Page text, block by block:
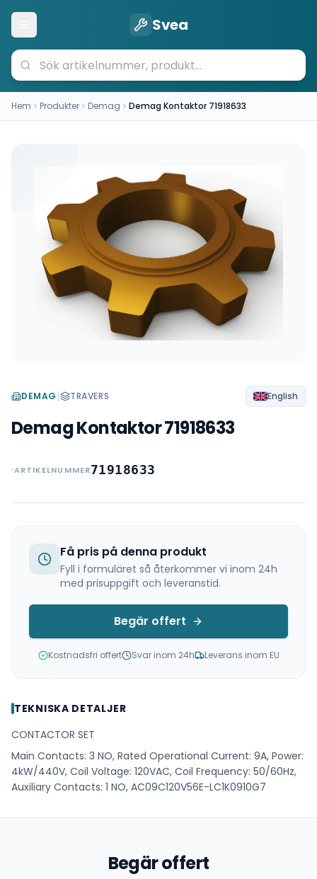
Öppna meny Svea
Hem Produkter Demag Demag Kontaktor 71918633
DEMAG | TRAVERS English
Demag Kontaktor 71918633
ARTIKELNUMMER71918633
Få pris på denna produkt
Fyll i formuläret så återkommer vi inom 24h
med prisuppgift och leveranstid.
Begär offert
Kostnadsfri offert Svar inom 24h Leverans inom EU
TEKNISKA DETALJER
CONTACTOR SET
Main Contacts: 3 NO, Rated Operational Current: 9A, Power:
4kW/440V, Coil Voltage: 120VAC, Coil Frequency: 50/60Hz,
Auxiliary Contacts: 1 NO, AC09C120V56E-LC1K0910G7
Begär offert